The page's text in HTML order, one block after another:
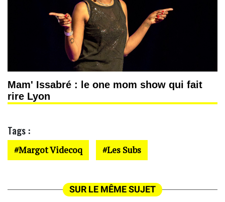
Mam' Issabré : le one mom show qui fait
rire Lyon
Tags :
Margot Videcoq Les Subs
SUR LE MÊME SUJET